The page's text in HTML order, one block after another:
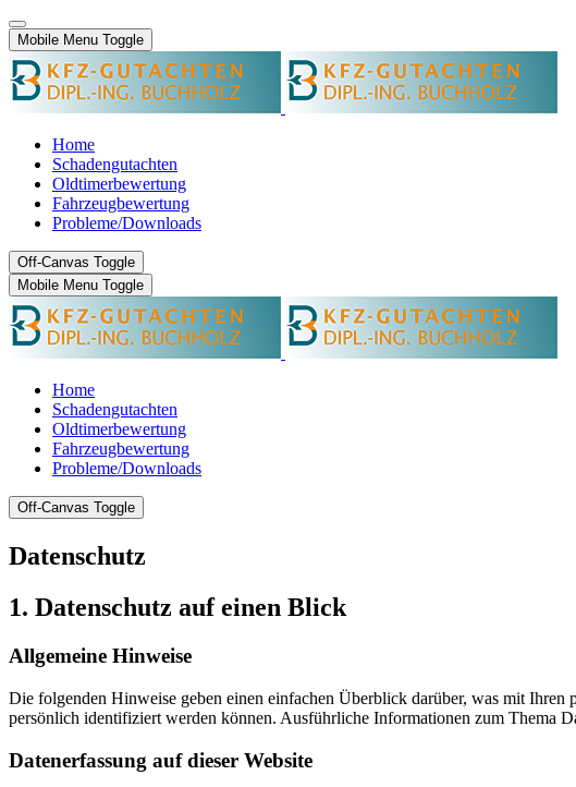
Mobile Menu Toggle
Home
Schadengutachten
Oldtimerbewertung
Fahrzeugbewertung
Probleme/Downloads
Off-Canvas Toggle
Mobile Menu Toggle
Home
Schadengutachten
Oldtimerbewertung
Fahrzeugbewertung
Probleme/Downloads
Off-Canvas Toggle
Datenschutz
1. Datenschutz auf einen Blick
Allgemeine Hinweise
Die folgenden Hinweise geben einen einfachen Überblick darüber, was mit Ihren
persönlich identifiziert werden können. Ausführliche Informationen zum Thema
Datenerfassung auf dieser Website